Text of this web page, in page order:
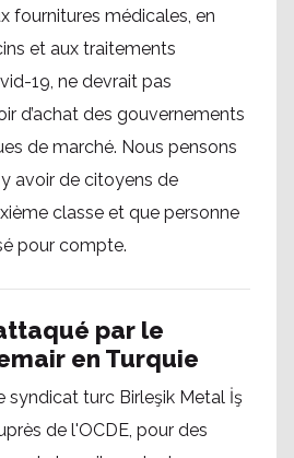
fournitures médicales, en
et aux traitements
19, ne devrait pas
d’achat des gouvernements
de marché. Nous pensons
avoir de citoyens de
classe et que personne
pour compte.
par le
en Turquie
syndicat turc Birleşik Metal İş
de l'OCDE, pour des